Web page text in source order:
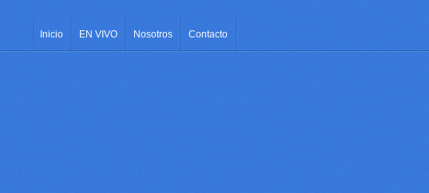
Inicio EN VIVO Nosotros Contacto